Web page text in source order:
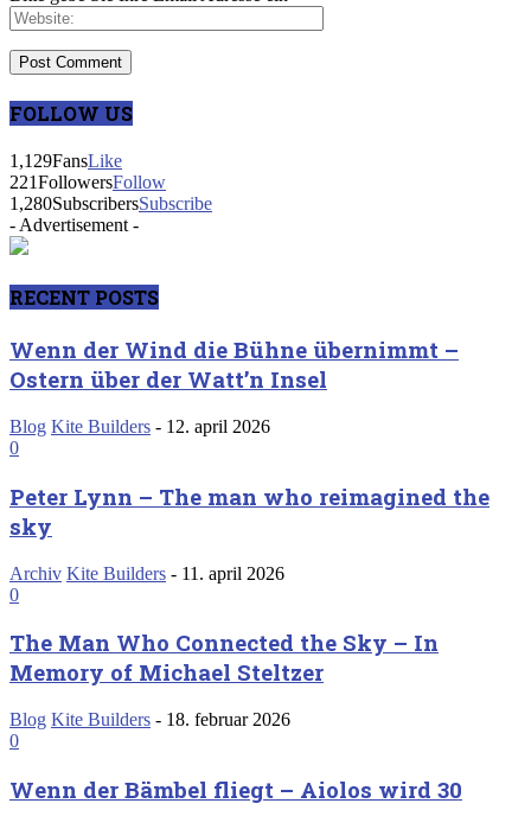
FOLLOW US
1,129FansLike
221FollowersFollow
1,280SubscribersSubscribe
- Advertisement -
RECENT POSTS
Wenn der Wind die Bühne übernimmt –
Ostern über der Watt’n Insel
Blog Kite Builders - 12. april 2026
0
Peter Lynn – The man who reimagined the
sky
Archiv Kite Builders - 11. april 2026
0
The Man Who Connected the Sky – In
Memory of Michael Steltzer
Blog Kite Builders - 18. februar 2026
0
Wenn der Bämbel fliegt – Aiolos wird 30